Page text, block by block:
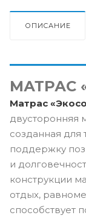
ОПИСАНИЕ
МАТРАС
Матрас
двусторонняя
созданная для
поддержку
и
конструкции
отдых,
способствует